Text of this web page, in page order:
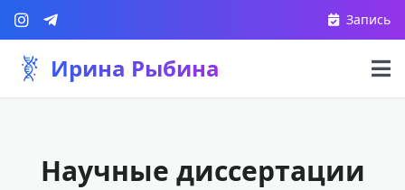
Запись
Ирина Рыбина
Научные диссертации